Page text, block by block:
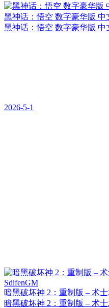
黑神话：悟空 数字豪华版 中
黑神话：悟空 数字豪华版 中
2026-5-1
暗黑破坏神 2：重制版 – 术
暗黑破坏神 2：重制版 – 术